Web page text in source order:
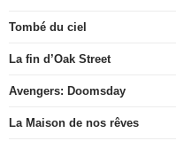
Tombé du ciel
La fin d’Oak Street
Avengers: Doomsday
La Maison de nos rêves